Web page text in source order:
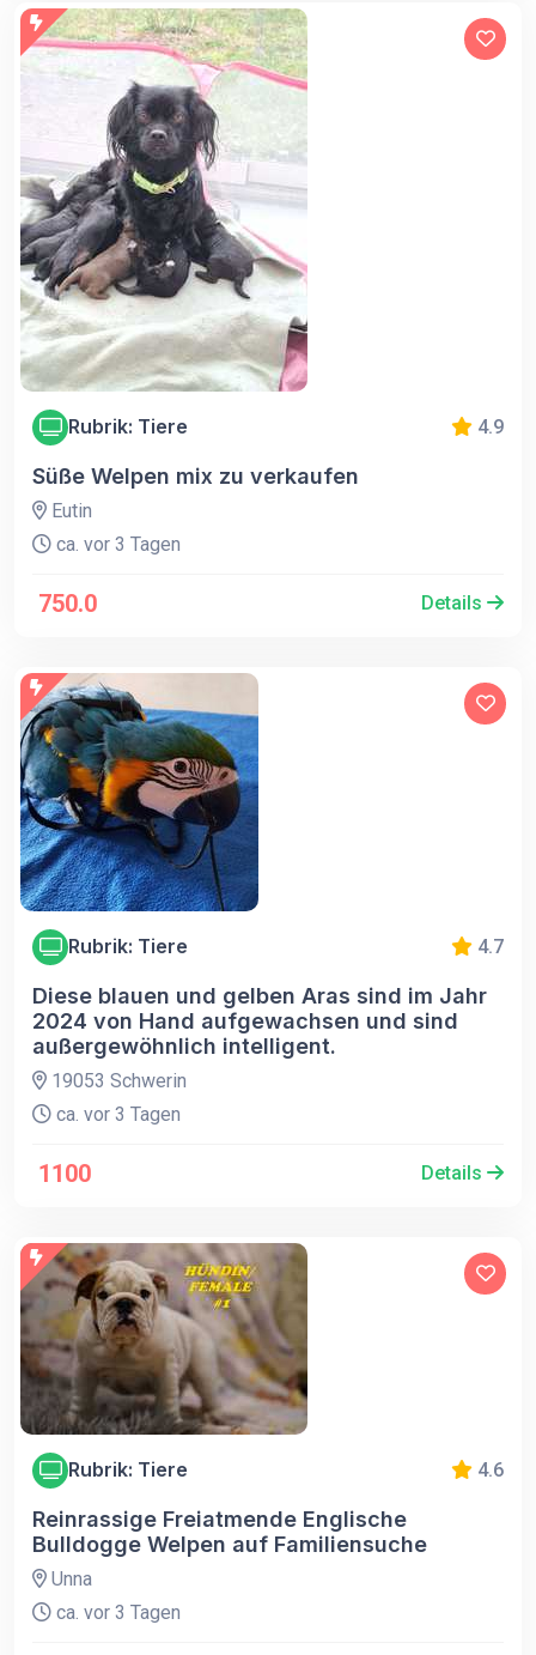
Rubrik: Tiere 4.9
Süße Welpen mix zu verkaufen
Eutin
ca. vor 3 Tagen
750.0 Details
Rubrik: Tiere 4.7
Diese blauen und gelben Aras sind im Jahr
2024 von Hand aufgewachsen und sind
außergewöhnlich intelligent.
19053 Schwerin
ca. vor 3 Tagen
1100 Details
Rubrik: Tiere 4.6
Reinrassige Freiatmende Englische
Bulldogge Welpen auf Familiensuche
Unna
ca. vor 3 Tagen